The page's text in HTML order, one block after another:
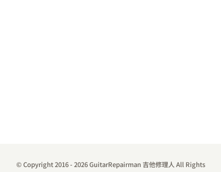
© Copyright 2016 - 2026 GuitarRepairman 吉他修理人 All Rights